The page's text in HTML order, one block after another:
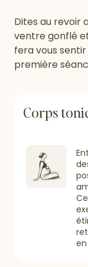
Dites au revoir
ventre gonflé
fera vous
première
Corps